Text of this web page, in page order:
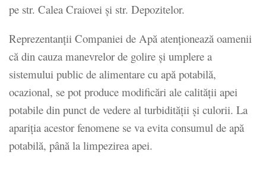
pe str. Calea Craiovei și str. Depozitelor.
Reprezentanţii Companiei de Apă atenţionează oamenii
că din cauza manevrelor de golire şi umplere a
sistemului public de alimentare cu apă potabilă,
ocazional, se pot produce modificări ale calităţii apei
potabile din punct de vedere al turbidităţii şi culorii. La
apariţia acestor fenomene se va evita consumul de apă
potabilă, până la limpezirea apei.